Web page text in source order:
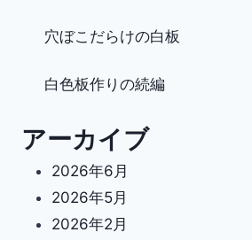
穴ぼこだらけの白板
白色板作りの続編
アーカイブ
2026年6月
2026年5月
2026年2月